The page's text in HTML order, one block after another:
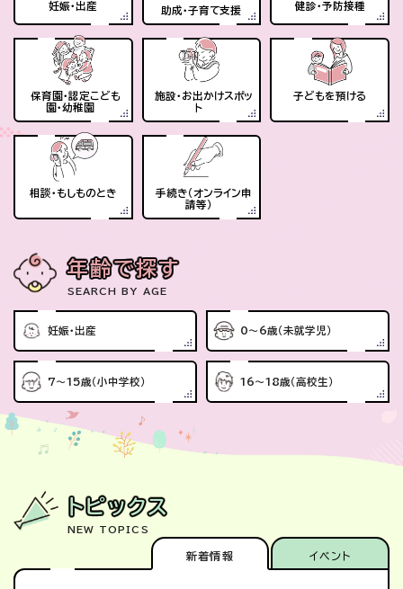
妊娠・出産 助成・子育て支援 健診・予防接種
保育園・認定こども
園・幼稚園
施設・お出かけスポッ
ト
子どもを預ける
相談・もしものとき
手続き（オンライン申
請等）
年齢で探す
SEARCH BY AGE
妊娠・出産 0～6歳（未就学児）
7～15歳（小中学校） 16～18歳（高校生）
トピックス
NEW TOPICS
新着情報 イベント